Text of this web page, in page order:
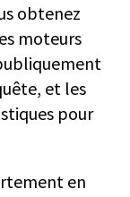
obtenez
moteurs
et les
pour
en